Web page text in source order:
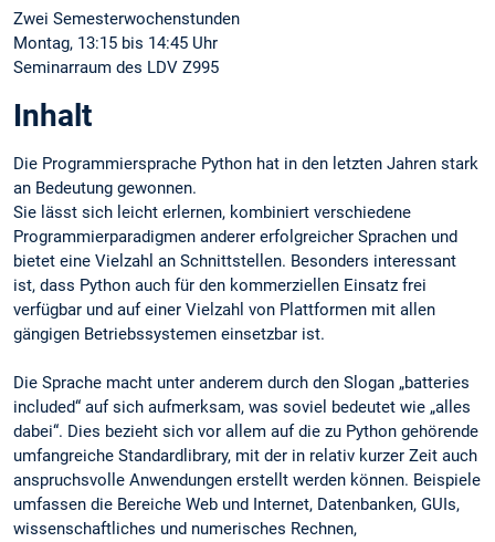
Zwei Semesterwochenstunden
Montag, 13:15 bis 14:45 Uhr
Seminarraum des LDV Z995
Inhalt
Die Programmiersprache Python hat in den letzten Jahren stark
an Bedeutung gewonnen.
Sie lässt sich leicht erlernen, kombiniert verschiedene
Programmierparadigmen anderer erfolgreicher Sprachen und
bietet eine Vielzahl an Schnittstellen. Besonders interessant
ist, dass Python auch für den kommerziellen Einsatz frei
verfügbar und auf einer Vielzahl von Plattformen mit allen
gängigen Betriebssystemen einsetzbar ist.
Die Sprache macht unter anderem durch den Slogan „batteries
included“ auf sich aufmerksam, was soviel bedeutet wie „alles
dabei“. Dies bezieht sich vor allem auf die zu Python gehörende
umfangreiche Standardlibrary, mit der in relativ kurzer Zeit auch
anspruchsvolle Anwendungen erstellt werden können. Beispiele
umfassen die Bereiche Web und Internet, Datenbanken, GUIs,
wissenschaftliches und numerisches Rechnen,